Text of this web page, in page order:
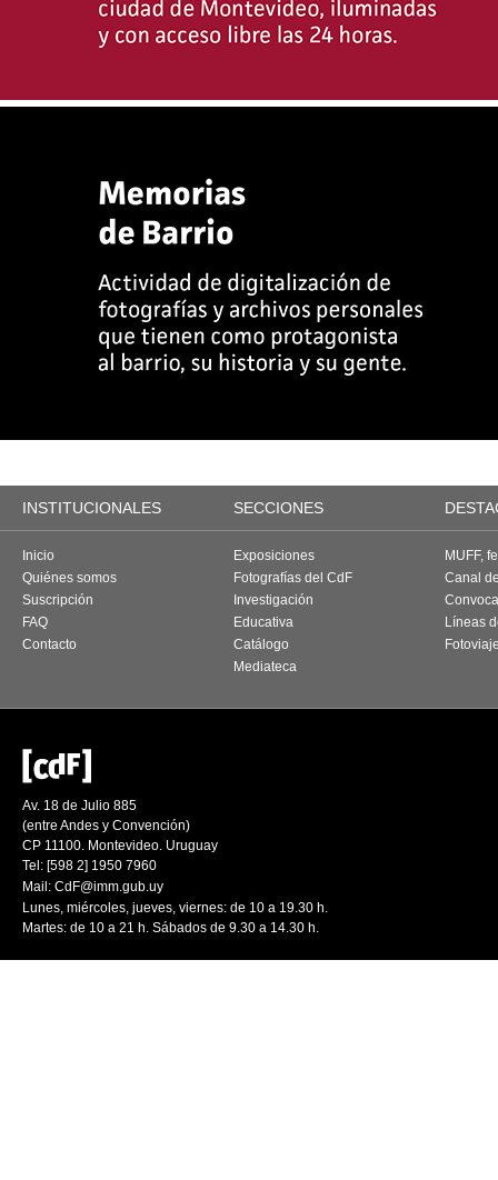
INSTITUCIONALES SECCIONES
Inicio
Quiénes somos
Suscripción
FAQ
Contacto
Exposiciones
Fotografías del CdF
Investigación
Educativa
Catálogo
Mediateca
MUFF,
Canal
Líneas
Av. 18 de Julio 885
(entre Andes y Convención)
CP 11100. Montevideo. Uruguay
Tel: [598 2] 1950 7960
Mail: CdF@imm.gub.uy
Lunes, miércoles, jueves, viernes: de 10 a 19.30 h.
Martes: de 10 a 21 h. Sábados de 9.30 a 14.30 h.